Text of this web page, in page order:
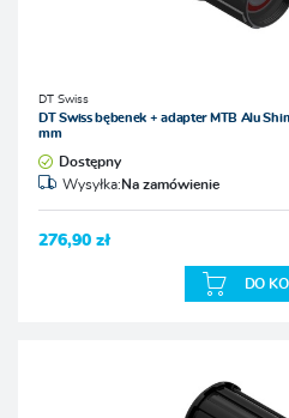
DT Swiss
DT Swiss bębenek + adapter MTB Alu
mm
Dostępny
Wysyłka:Na zamówienie
276,90 zł
DO